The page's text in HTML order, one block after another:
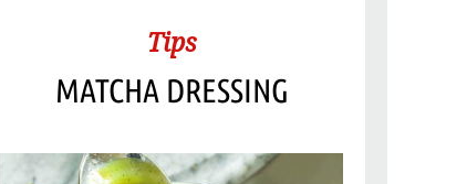
Tips
MATCHA DRESSING